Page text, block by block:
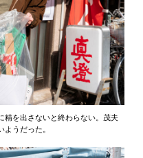
精を出さないと終わらない。茂夫
うだった。